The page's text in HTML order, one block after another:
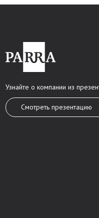
Узнайте о компании из
Смотреть презентацию